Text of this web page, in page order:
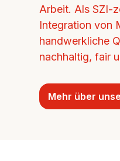
Arbeit. Als SZI-
Integration von
handwerkliche
nachhaltig, fair
Mehr über